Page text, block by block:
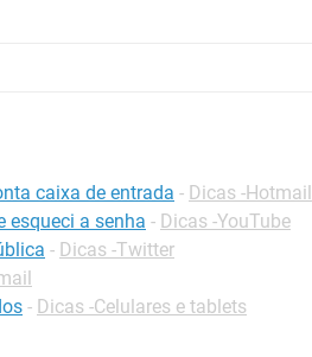
caixa de entrada - Dicas -Hotmail
esqueci a senha - Dicas -YouTube
- Dicas -Twitter
- Dicas -Celulares e tablets